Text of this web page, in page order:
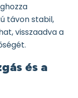
távon stabil,
visszaadva a
és a